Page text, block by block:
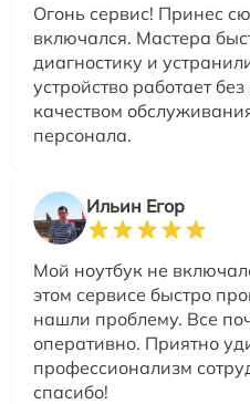
Огонь сервис! Принес
включался. Мастера
диагностику и
устройство работает
качеством
персонала.
Ильин Егор
Мой ноутбук не
этом сервисе быстро
нашли проблему. Все
оперативно. Приятно
профессионализм
спасибо!